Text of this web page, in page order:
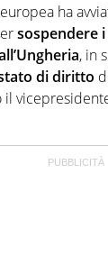
ha
sospendere
, in
di diritto
il